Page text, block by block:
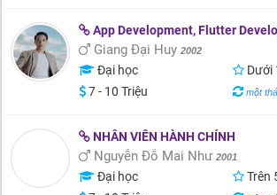
App Development, Flutter
Giang Đại Huy 2002
Đại học
Dưới
7 - 10 Triệu
một
NHÂN VIÊN HÀNH CHÍNH
Nguyễn Đỗ Mai Như 2001
Đại học
Trên